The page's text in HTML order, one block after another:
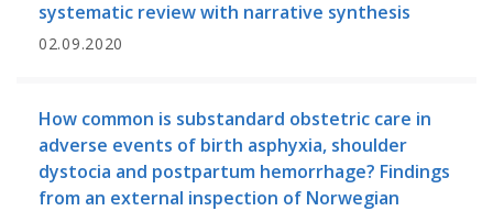
systematic review with narrative synthesis
02.09.2020
How common is substandard obstetric care in
adverse events of birth asphyxia, shoulder
dystocia and postpartum hemorrhage? Findings
from an external inspection of Norwegian